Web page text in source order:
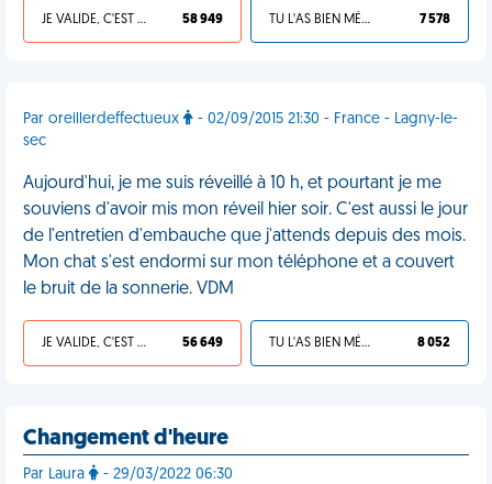
JE VALIDE, C'EST UNE VDM 58 949 TU L'AS BIEN MÉRITÉ 7 578
Par oreillerdeffectueux
- 02/09/2015 21:30 - France - Lagny-le-
sec
Aujourd'hui, je me suis réveillé à 10 h, et pourtant je me
souviens d'avoir mis mon réveil hier soir. C'est aussi le jour
de l'entretien d'embauche que j'attends depuis des mois.
Mon chat s'est endormi sur mon téléphone et a couvert
le bruit de la sonnerie. VDM
JE VALIDE, C'EST UNE VDM 56 649 TU L'AS BIEN MÉRITÉ 8 052
Changement d'heure
Par Laura - 29/03/2022 06:30